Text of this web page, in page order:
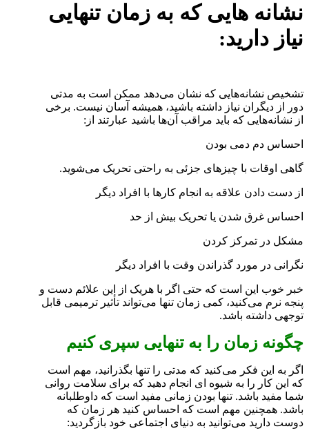
نشانه هایی که به زمان تنهایی
نیاز دارید:
تشخیص نشانه‌هایی که نشان می‌دهد ممکن است به مدتی
دور از دیگران نیاز داشته باشید، همیشه آسان نیست. برخی
از نشانه‌هایی که باید مراقب آن‌ها باشید عبارتند از:
احساس دم دمی بودن
گاهی اوقات با چیزهای جزئی به راحتی تحریک می‌‎شوید.
از دست دادن علاقه به انجام کارها با افراد دیگر
احساس غرق شدن یا تحریک بیش از حد
مشکل در تمرکز کردن
نگرانی در مورد گذراندن وقت با افراد دیگر
خبر خوب این است که حتی اگر با هریک از این علائم دست و
پنجه نرم می‌کنید، کمی زمان تنها می‌تواند تأثیر ترمیمی قابل
توجهی داشته باشد.
چگونه زمان را به تنهایی سپری کنیم
اگر به این فکر می‌کنید که مدتی را تنها بگذرانید، مهم است
که این کار را به شیوه ای انجام دهید که برای سلامت روانی
شما مفید باشد. تنها بودن زمانی مفید است که داوطلبانه
باشد. همچنین مهم است که احساس کنید هر زمان که
دوست دارید می‌توانید به دنیای اجتماعی خود بازگردید: